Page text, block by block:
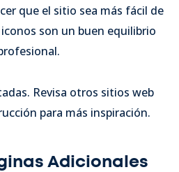
que el sitio sea más fácil de
son un buen equilibrio
Revisa otros sitios web
para más inspiración.
Adicionales